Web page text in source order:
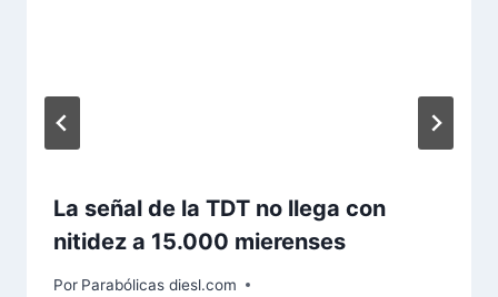
La señal de la TDT no llega con
nitidez a 15.000 mierenses
Por Parabólicas diesl.com